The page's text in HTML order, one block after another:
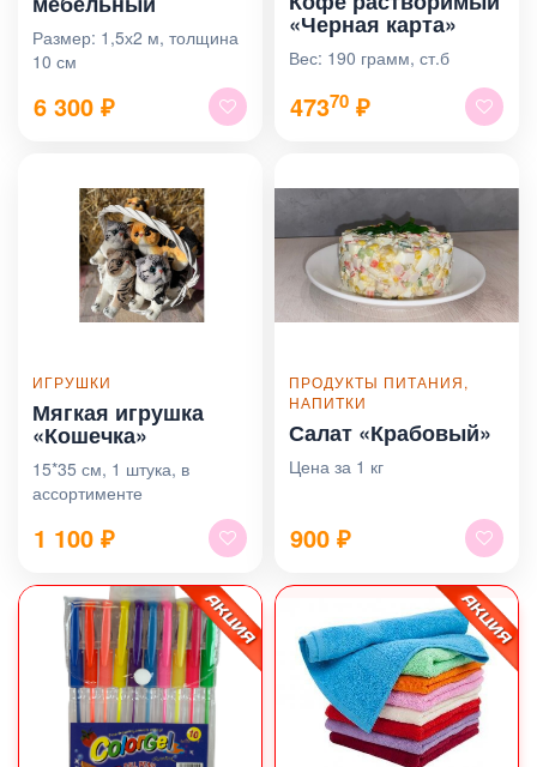
Размер: 1,5х2 м, толщина
10 см
6 300 ₽
«Черная карта»
Вес: 190 грамм, ст.б
47370 ₽
ИГРУШКИ
Мягкая игрушка
«Кошечка»
15*35 см, 1 штука, в
ассортименте
1 100 ₽
ПРОДУКТЫ ПИТАНИЯ,
НАПИТКИ
Салат «Крабовый»
Цена за 1 кг
900 ₽